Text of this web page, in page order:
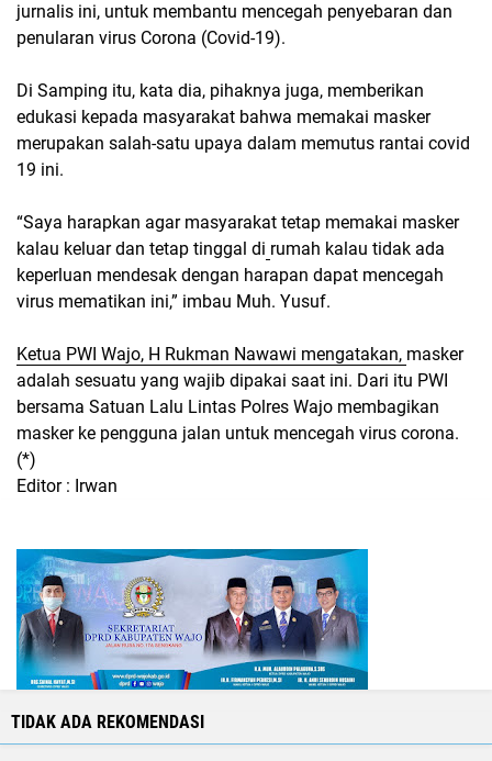
jurnalis ini, untuk membantu mencegah penyebaran dan
penularan virus Corona (Covid-19).
Di Samping itu, kata dia, pihaknya juga, memberikan
edukasi kepada masyarakat bahwa memakai masker
merupakan salah-satu upaya dalam memutus rantai covid
19 ini.
“Saya harapkan agar masyarakat tetap memakai masker
kalau keluar dan tetap tinggal di rumah kalau tidak ada
keperluan mendesak dengan harapan dapat mencegah
virus mematikan ini,” imbau Muh. Yusuf.
Ketua PWI Wajo, H Rukman Nawawi mengatakan, masker
adalah sesuatu yang wajib dipakai saat ini. Dari itu PWI
bersama Satuan Lalu Lintas Polres Wajo membagikan
masker ke pengguna jalan untuk mencegah virus corona.
(*)
Editor : Irwan
TIDAK ADA REKOMENDASI